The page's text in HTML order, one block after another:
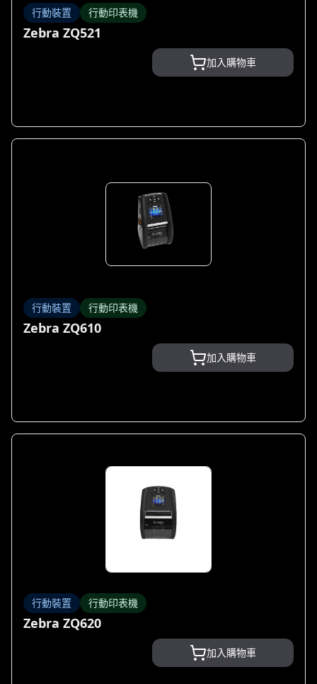
行動裝置 行動印表機
Zebra ZQ521
加入購物車
行動裝置 行動印表機
Zebra ZQ610
加入購物車
行動裝置 行動印表機
Zebra ZQ620
加入購物車